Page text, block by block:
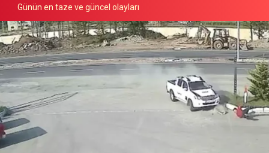
Günün en taze ve güncel olayları